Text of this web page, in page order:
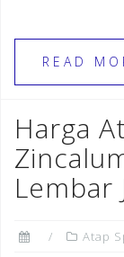
c
e
b
o
o
k
READ
Harga
Lembar
Atap